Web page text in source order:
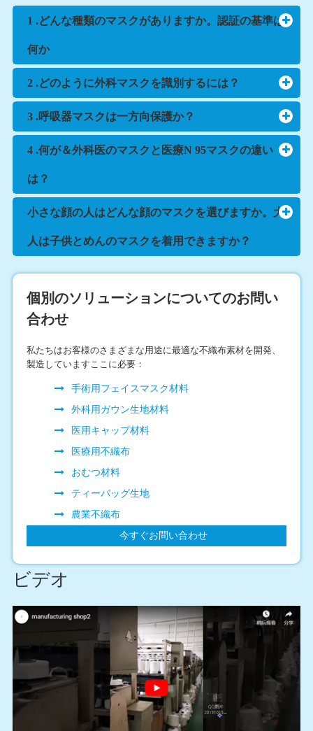
1 .どんな種類のマスクがありますか。認証の基準は
何か
2 .どのように外科マスクを識別するには？
3 .呼吸器マスクは一方向保護か？
4 .何が＆外科医のマスクと医療N 95マスクの違い
は？
小さな顔の人はどんな顔のマスクを選びますか。大
人は子供とめんのマスクを着用できますか？
個別のソリューションについてのお問い
合わせ
私たちはお客様のさまざまな用途に最適な不織布素材を開発、
製造していますここに必要：
手術用フェイスマスク材料
外科用ガウン生地材料
医用キャップ材料
医療用不織布
おむつ材料
ティーバッグ生地
農業不織布
今すぐお問い合わせ
ビデオ